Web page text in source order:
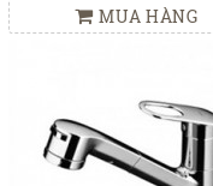
MUA HÀNG